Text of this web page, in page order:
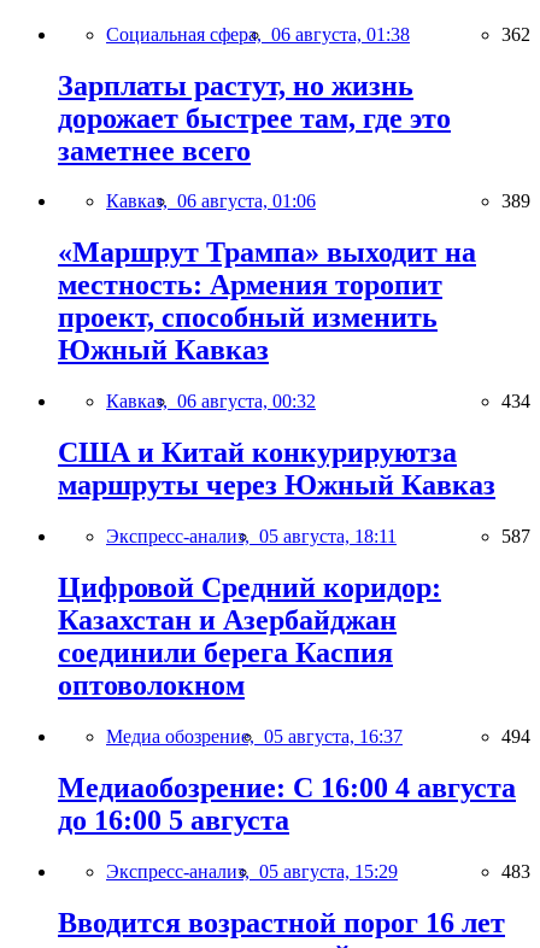
Социальная сфера, 06 августа, 01:38 362
Зарплаты растут, но жизнь
дорожает быстрее там, где это
заметнее всего
Кавказ, 06 августа, 01:06 389
«Маршрут Трампа» выходит на
местность: Армения торопит
проект, способный изменить
Южный Кавказ
Кавказ, 06 августа, 00:32 434
США и Китай конкурируютза
маршруты через Южный Кавказ
Экспресс-анализ, 05 августа, 18:11 587
Цифровой Средний коридор:
Казахстан и Азербайджан
соединили берега Каспия
оптоволокном
Медиа обозрение, 05 августа, 16:37 494
Медиаобозрение: С 16:00 4 августа
до 16:00 5 августа
Экспресс-анализ, 05 августа, 15:29 483
Вводится возрастной порог 16 лет